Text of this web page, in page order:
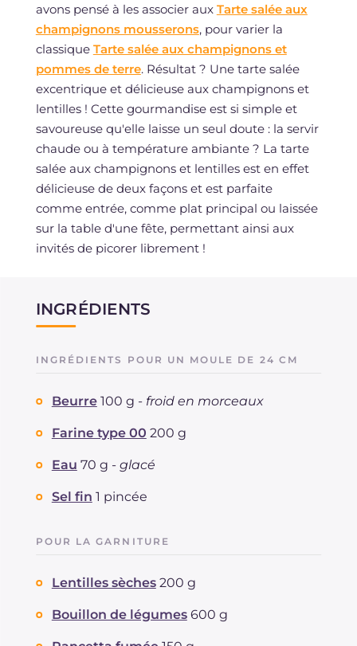
avons pensé à les associer aux Tarte salée aux
champignons mousserons, pour varier la
classique Tarte salée aux champignons et
pommes de terre. Résultat ? Une tarte salée
excentrique et délicieuse aux champignons et
lentilles ! Cette gourmandise est si simple et
savoureuse qu'elle laisse un seul doute : la servir
chaude ou à température ambiante ? La tarte
salée aux champignons et lentilles est en effet
délicieuse de deux façons et est parfaite
comme entrée, comme plat principal ou laissée
sur la table d'une fête, permettant ainsi aux
invités de picorer librement !
INGRÉDIENTS
INGRÉDIENTS POUR UN MOULE DE 24 CM
Beurre 100 g - froid en morceaux
Farine type 00 200 g
Eau 70 g - glacé
Sel fin 1 pincée
POUR LA GARNITURE
Lentilles sèches 200 g
Bouillon de légumes 600 g